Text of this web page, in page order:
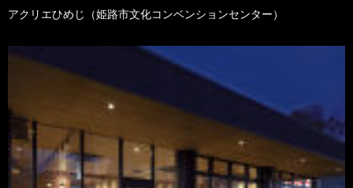
アクリエひめじ（姫路市文化コンベンションセンター）